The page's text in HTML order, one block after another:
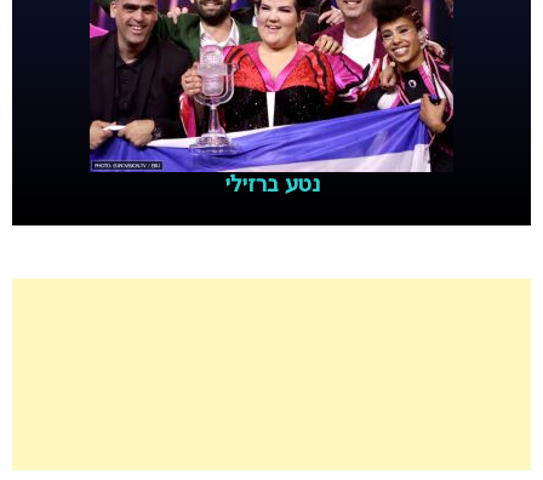
נטע ברזילי